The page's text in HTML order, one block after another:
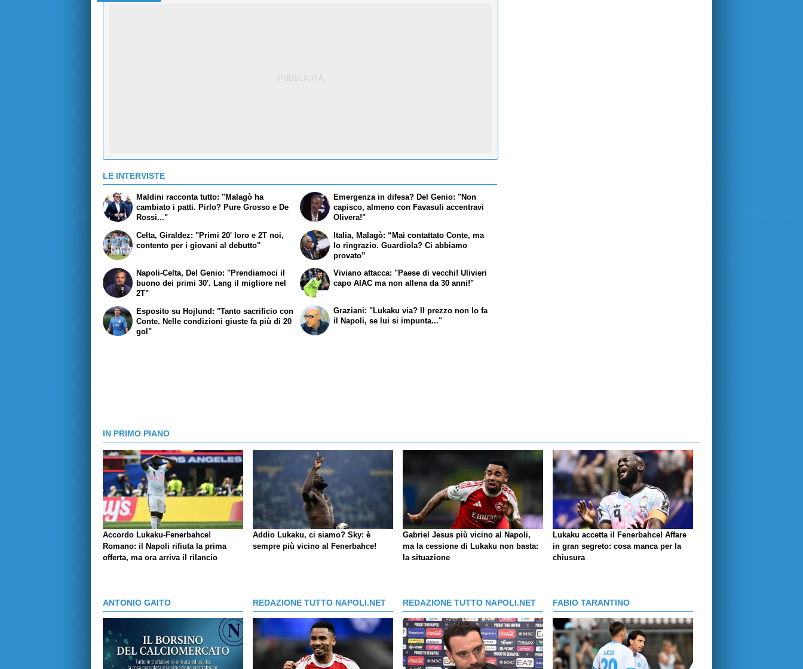
LE INTERVISTE
Maldini racconta tutto: "Malagò ha
cambiato i patti. Pirlo? Pure Grosso e De
Rossi..."
Celta, Giraldez: "Primi 20' loro e 2T noi,
contento per i giovani al debutto"
Emergenza in difesa? Del Genio: "Non
capisco, almeno con Favasuli accentravi
Olivera!"
Italia, Malagò: “Mai contattato Conte, ma
lo ringrazio. Guardiola? Ci abbiamo
provato”
Napoli-Celta, Del Genio: "Prendiamoci il
buono dei primi 30'. Lang il migliore nel
2T"
Esposito su Hojlund: "Tanto sacrificio con
Conte. Nelle condizioni giuste fa più di 20
gol"
Viviano attacca: "Paese di vecchi! Ulivieri
capo AIAC ma non allena da 30 anni!"
Graziani: "Lukaku via? Il prezzo non lo fa
il Napoli, se lui si impunta..."
IN PRIMO PIANO
Accordo Lukaku-Fenerbahce!
Romano: il Napoli rifiuta la prima
offerta, ma ora arriva il rilancio
Addio Lukaku, ci siamo? Sky: è
sempre più vicino al Fenerbahce!
Gabriel Jesus più vicino al Napoli,
ma la cessione di Lukaku non basta:
la situazione
Lukaku accetta il Fenerbahce! Affare
in gran segreto: cosa manca per la
chiusura
ANTONIO GAITO REDAZIONE TUTTO NAPOLI.NET REDAZIONE TUTTO NAPOLI.NET FABIO TARANTINO